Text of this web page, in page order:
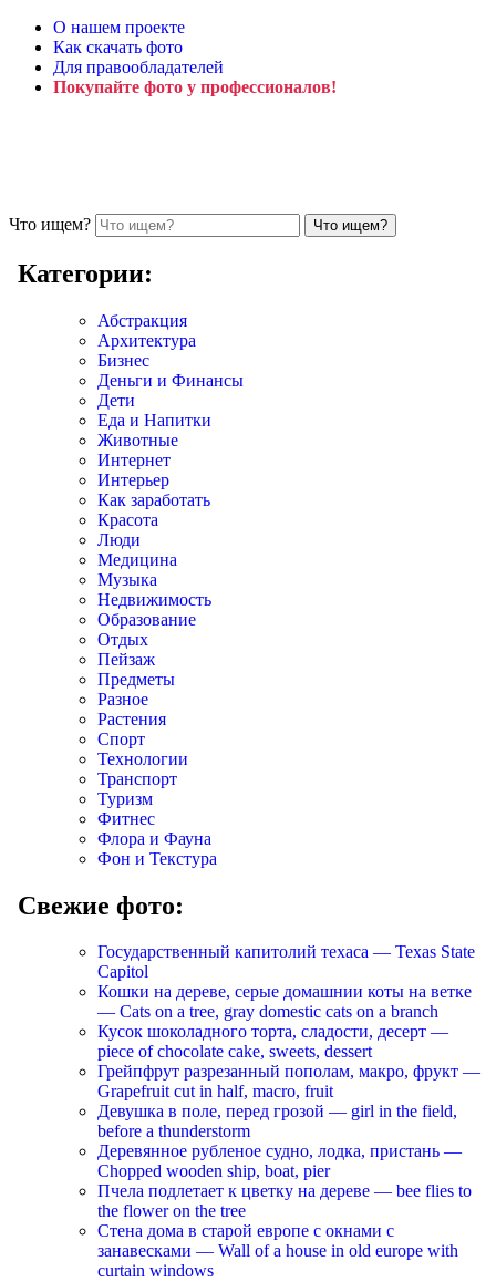
О нашем проекте
Как скачать фото
Для правообладателей
Покупайте фото у профессионалов!
Что ищем?
Категории:
Абстракция
Архитектура
Бизнес
Деньги и Финансы
Дети
Еда и Напитки
Животные
Интернет
Интерьер
Как заработать
Красота
Люди
Медицина
Музыка
Недвижимость
Образование
Отдых
Пейзаж
Предметы
Разное
Растения
Спорт
Технологии
Транспорт
Туризм
Фитнес
Флора и Фауна
Фон и Текстура
Свежие фото:
Государственный капитолий техаса — Texas State
Capitol
Кошки на дереве, серые домашнии коты на ветке
— Cats on a tree, gray domestic cats on a branch
Кусок шоколадного торта, сладости, десерт —
piece of chocolate cake, sweets, dessert
Грейпфрут разрезанный пополам, макро, фрукт —
Grapefruit cut in half, macro, fruit
Девушка в поле, перед грозой — girl in the field,
before a thunderstorm
Деревянное рубленое судно, лодка, пристань —
Chopped wooden ship, boat, pier
Пчела подлетает к цветку на дереве — bee flies to
the flower on the tree
Стена дома в старой европе с окнами с
занавесками — Wall of a house in old europe with
curtain windows